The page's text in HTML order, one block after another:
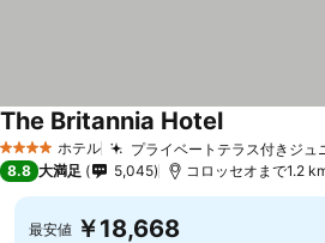
4 ホテルのランク
ホテル プライベートテラス付きジュ
The Britannia Hotel
8.8 大満足 5,045 コロッセオまで1.2
最安値 ￥18,668